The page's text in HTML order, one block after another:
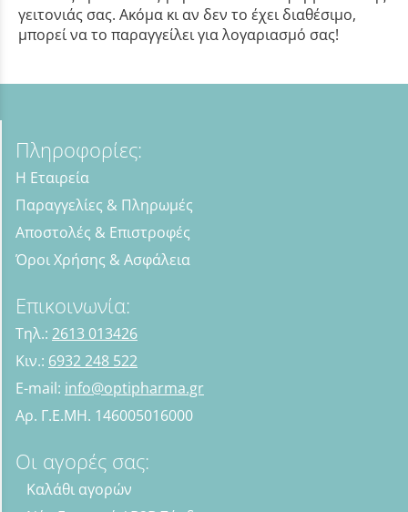
γειτονιάς σας. Ακόμα κι αν δεν το έχει διαθέσιμο,
μπορεί να το παραγγείλει για λογαριασμό σας!
Πληροφορίες:
Η Εταιρεία
Παραγγελίες & Πληρωμές
Αποστολές & Επιστροφές
Όροι Χρήσης & Ασφάλεια
Επικοινωνία:
Τηλ.: 2613 013426
Κιν.: 6932 248 522
E-mail: info@optipharma.gr
Αρ. Γ.Ε.ΜΗ. 146005016000
Οι αγορές σας:
Καλάθι αγορών